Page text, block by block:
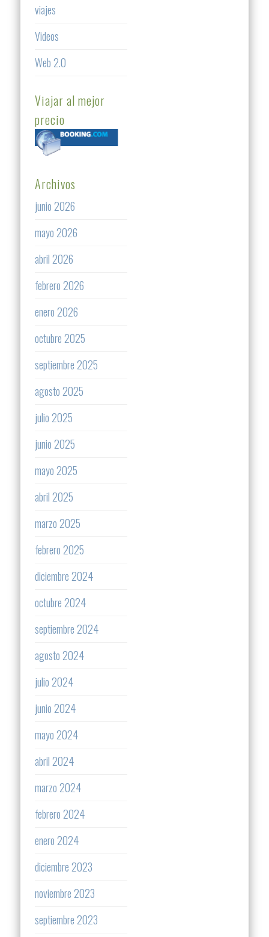
viajes
Videos
Web 2.0
Viajar al mejor
precio
Archivos
junio 2026
mayo 2026
abril 2026
febrero 2026
enero 2026
octubre 2025
septiembre 2025
agosto 2025
julio 2025
junio 2025
mayo 2025
abril 2025
marzo 2025
febrero 2025
diciembre 2024
octubre 2024
septiembre 2024
agosto 2024
julio 2024
junio 2024
mayo 2024
abril 2024
marzo 2024
febrero 2024
enero 2024
diciembre 2023
noviembre 2023
septiembre 2023